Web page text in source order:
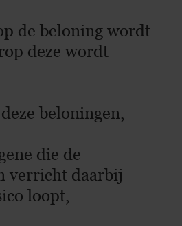
de beloning wordt
deze wordt
beloningen,
die de
verricht daarbij
loopt,